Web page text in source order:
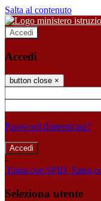
Salta al contenuto
Accedi
Accedi
button close ×
Password dimenticata?
-
Entra con SPID Entra
Seleziona utente